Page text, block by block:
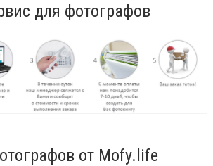
для фотографов
от Mofy.life